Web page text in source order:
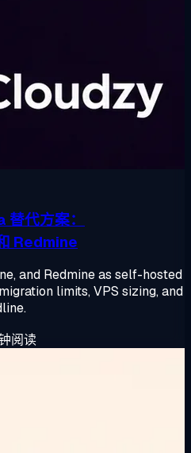
代方案：
Redmine
and Redmine as self-hosted
limits, VPS sizing, and
阅读